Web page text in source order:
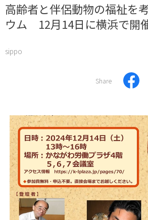
高齢者と伴侶動物の福祉を
ウム 12月14日に横浜で開
sippo
Share